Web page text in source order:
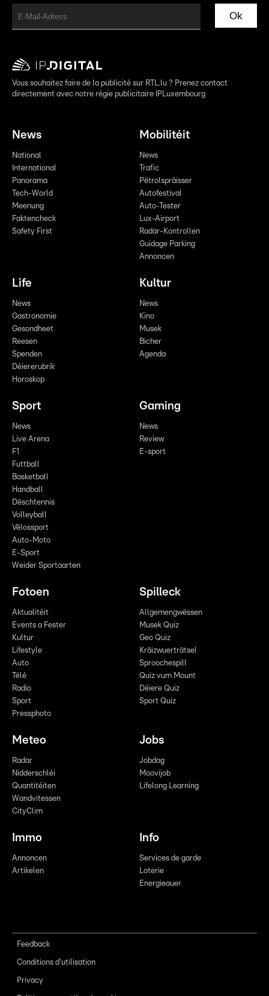
Ok
Vous souhaitez faire de la publicité sur RTL.lu ? Prenez contact
directement avec notre régie publicitaire IPLuxembourg
News
National
International
Panorama
Tech-World
Meenung
Faktencheck
Safety First
Mobilitéit
News
Trafic
Pëtrolspräisser
Autofestival
Auto-Tester
Lux-Airport
Radar-Kontrollen
Guidage Parking
Annoncen
Life
News
Gastronomie
Gesondheet
Reesen
Spenden
Déiererubrik
Horoskop
Kultur
News
Kino
Musek
Bicher
Agenda
Sport
News
Live Arena
F1
Futtball
Basketball
Handball
Dëschtennis
Volleyball
Vëlossport
Auto-Moto
E-Sport
Weider Sportaarten
Gaming
News
Review
E-sport
Fotoen
Aktualitéit
Events a Fester
Kultur
Lifestyle
Auto
Télé
Radio
Sport
Pressphoto
Spilleck
Allgemengwëssen
Musek Quiz
Geo Quiz
Kräizwuerträtsel
Sproochespill
Quiz vum Mount
Déiere Quiz
Sport Quiz
Meteo
Radar
Nidderschléi
Quantitéiten
Wandvitessen
CityClim
Jobs
Jobdag
Moovijob
Lifelong Learning
Immo
Annoncen
Artikelen
Info
Services de garde
Loterie
Energieauer
Feedback
Conditions d'utilisation
Privacy